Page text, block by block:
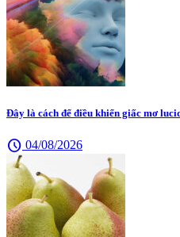
Đây là cách để điều khiển giấc mơ
schedule 04/08/2026